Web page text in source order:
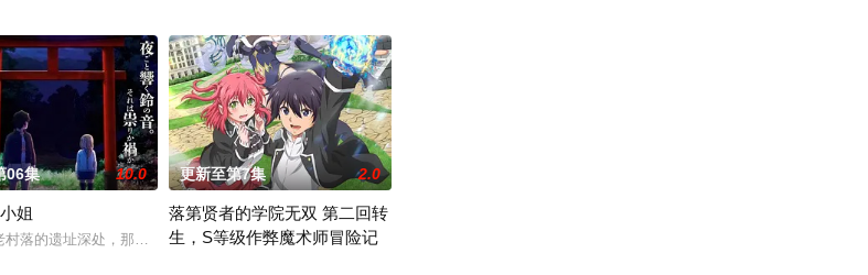
宝物
粒子“梅比乌斯之尘”的影响，一部分孩子获得
06集 10.0
姐
村落的遗址深处，那一片禁止入内的区域里，存在着被口口相传为“窥之生厄、亵之招
更新至第7集 2.0
落第贤者的学院无双 第二回转
生，S等级作弊魔术师冒险记